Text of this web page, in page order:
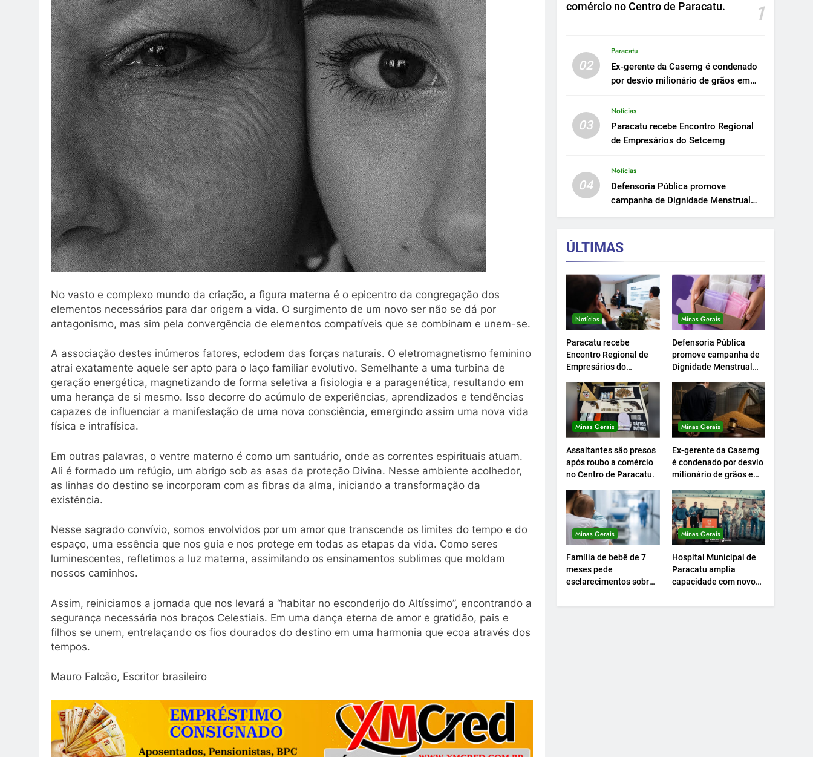
No vasto e complexo mundo da criação, a figura materna é o epicentro da congregação dos
elementos necessários para dar origem a vida. O surgimento de um novo ser não se dá por
antagonismo, mas sim pela convergência de elementos compatíveis que se combinam e unem-se.
A associação destes inúmeros fatores, eclodem das forças naturais. O eletromagnetismo feminino
atrai exatamente aquele ser apto para o laço familiar evolutivo. Semelhante a uma turbina de
geração energética, magnetizando de forma seletiva a fisiologia e a paragenética, resultando em
uma herança de si mesmo. Isso decorre do acúmulo de experiências, aprendizados e tendências
capazes de influenciar a manifestação de uma nova consciência, emergindo assim uma nova vida
física e intrafísica.
Em outras palavras, o ventre materno é como um santuário, onde as correntes espirituais atuam.
Ali é formado um refúgio, um abrigo sob as asas da proteção Divina. Nesse ambiente acolhedor,
as linhas do destino se incorporam com as fibras da alma, iniciando a transformação da
existência.
Nesse sagrado convívio, somos envolvidos por um amor que transcende os limites do tempo e do
espaço, uma essência que nos guia e nos protege em todas as etapas da vida. Como seres
luminescentes, refletimos a luz materna, assimilando os ensinamentos sublimes que moldam
nossos caminhos.
Assim, reiniciamos a jornada que nos levará a “habitar no esconderijo do Altíssimo”, encontrando a
segurança necessária nos braços Celestiais. Em uma dança eterna de amor e gratidão, pais e
filhos se unem, entrelaçando os fios dourados do destino em uma harmonia que ecoa através dos
tempos.
Mauro Falcão, Escritor brasileiro
comércio no Centro de Paracatu. 1
02
Paracatu
Ex-gerente da Casemg é condenado
por desvio milionário de grãos em
03
Notícias
Paracatu recebe Encontro Regional
de Empresários do Setcemg
04
Notícias
Defensoria Pública promove
campanha de Dignidade Menstrual
em Minas.
ÚLTIMAS
Notícias
Paracatu recebe
Encontro Regional de
Empresários do
Minas Gerais
Defensoria Pública
promove campanha de
Dignidade Menstrual
Minas Gerais
Assaltantes são presos
após roubo a comércio
no Centro de Paracatu.
Minas Gerais
Ex-gerente da Casemg
é condenado por desvio
milionário de grãos em
Minas Gerais
Família de bebê de 7
meses pede
esclarecimentos sobre
transferência
Minas Gerais
Hospital Municipal de
Paracatu amplia
capacidade com novo